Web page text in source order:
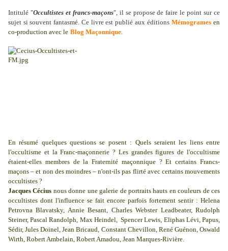
Intitulé "Occultistes et francs-maçons", il se propose de faire le point sur ce
sujet si souvent fantasmé. Ce livre est publié aux éditions Mémogrames en
co-production avec le Blog Maçonnique.
En résumé quelques questions se posent : Quels seraient les liens entre
l'occultisme et la Franc-maçonnerie ? Les grandes figures de l'occultisme
étaient-elles membres de la Fraternité maçonnique ? Et certains Francs-
maçons – et non des moindres – n'ont-ils pas flirté avec certains mouvements
occultistes ?
Jacques Cécius nous donne une galerie de portraits hauts en couleurs de ces
occultistes dont l'influence se fait encore parfois fortement sentir : Helena
Petrovna Blavatsky, Annie Besant, Charles Webster Leadbeater, Rudolph
Steiner, Pascal Randolph, Max Heindel, Spencer Lewis, Eliphas Lévi, Papus,
Sédir, Jules Doinel, Jean Bricaud, Constant Chevillon, René Guénon, Oswald
Wirth, Robert Ambelain, Robert Amadou, Jean Marques-Rivière.